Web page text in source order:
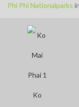
Phi Phi Nationalparks
Ko